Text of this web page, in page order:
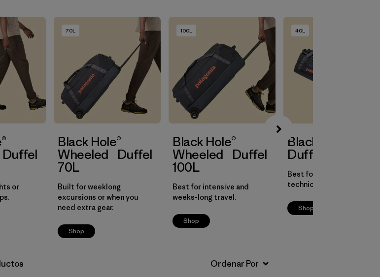
or
70L
Black Hole®
Wheeled Duffel
70L
Built for weeklong
excursions or when you
need extra gear.
Shop
100L
Black Hole®
Wheeled Duffel
100L
Best for intensive and
weeks-long travel.
Shop
40L
Black Hole®
Duffel 40L
Best for overnights or
technical day trips.
Shop